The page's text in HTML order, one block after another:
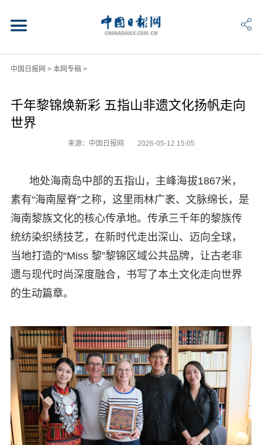
中国日报网 > 本网专稿>
千年黎锦焕新彩 五指山非遗文化扬帆走向
世界
来源：中国日报网 2026-05-12 15:05
地处海南岛中部的五指山，主峰海拔1867米，
素有“海南屋脊”之称，这里雨林广袤、文脉绵长，是
海南黎族文化的核心传承地。传承三千年的黎族传
统纺染织绣技艺，在新时代走出深山、迈向全球，
当地打造的“Miss 黎”黎锦区域公共品牌，让古老非
遗与现代时尚深度融合，书写了本土文化走向世界
的生动篇章。